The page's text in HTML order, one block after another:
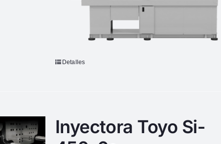
Detalles
Inyectora Toyo Si-